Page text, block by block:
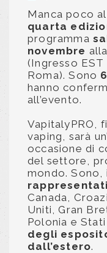
Manca poco
quarta
programma
novembre alla
(Ingresso EST
Roma). Sono
hanno
all’evento.
VapitalyPRO,
vaping, sarà
occasione di
del settore,
mondo.
rappresentati
Canada,
Uniti, Gran
Polonia e
degli
dall’estero.